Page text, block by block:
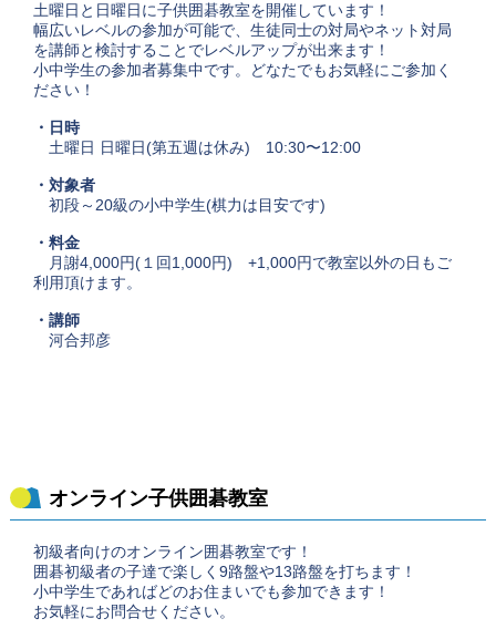
土曜日と日曜日に子供囲碁教室を開催しています！
幅広いレベルの参加が可能で、生徒同士の対局やネット対局
を講師と検討することでレベルアップが出来ます！
小中学生の参加者募集中です。どなたでもお気軽にご参加く
ださい！
・日時
土曜日 日曜日(第五週は休み) 10:30〜12:00
・対象者
初段～20級の小中学生(棋力は目安です)
・料金
月謝4,000円(１回1,000円) +1,000円で教室以外の日もご
利用頂けます。
・講師
河合邦彦
オンライン子供囲碁教室
初級者向けのオンライン囲碁教室です！
囲碁初級者の子達で楽しく9路盤や13路盤を打ちます！
小中学生であればどのお住まいでも参加できます！
お気軽にお問合せください。